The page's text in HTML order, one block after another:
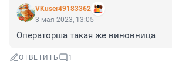
VKuser49183362
3 мая 2023, 13:05
Операторша такая же виновница
ОТВЕТИТЬ 1